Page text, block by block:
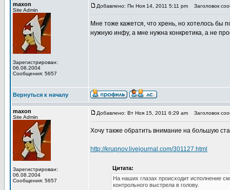
maxon
Site Admin
Зарегистрирован:
06.08.2004
Сообщения: 5657
Добавлено: Пн Ноя 14, 2011 5:11 pm Заголовок
Мне тоже кажется, что хрень, но хотелось бы
нужную инфу, а мне нужна конкретика, а не
Вернуться к началу
maxon
Site Admin
Зарегистрирован:
06.08.2004
Сообщения: 5657
Добавлено: Вт Ноя 15, 2011 6:29 am Заголовок
Хочу также обратить внимание на большую
http://krupnov.livejournal.com/301127.html
Цитата:
На наших глазах происходит исполнение
контрольного выстрела в голову.